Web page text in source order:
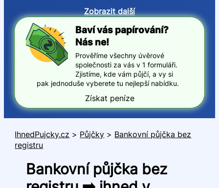
Zobrazit další
Baví vás papírování?
Nás ne!
Prověříme všechny úvěrové
společnosti za vás v 1 formuláři.
Zjistíme, kde vám půjčí, a vy si
pak jednoduše vyberete tu nejlepší nabídku.
Získat peníze
IhnedPujcky.cz > Půjčky > Bankovní půjčka bez
registru
Bankovní půjčka bez